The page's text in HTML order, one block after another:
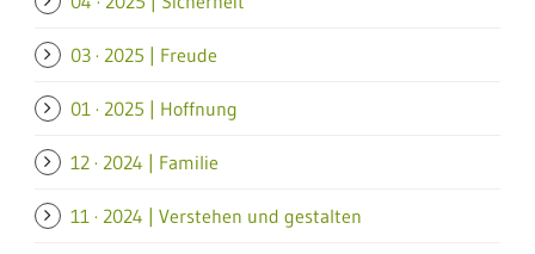
03 · 2025 | Freude
01 · 2025 | Hoffnung
12 · 2024 | Familie
11 · 2024 | Verstehen und gestalten